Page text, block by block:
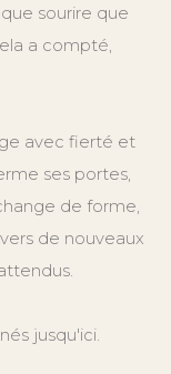
sourire que
a compté,
avec fierté et
ses portes,
de forme,
de nouveaux
jusqu'ici.